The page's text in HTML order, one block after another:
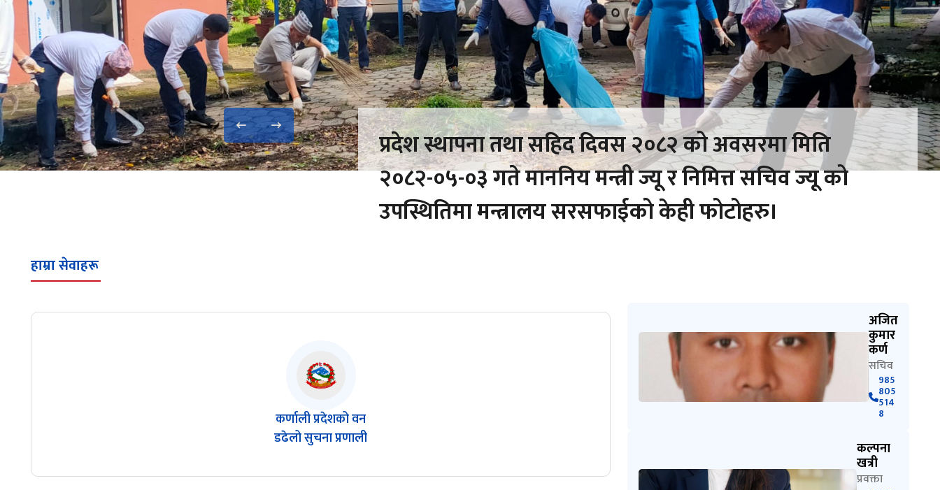
तस्बिर
प्रदेश स्थापना तथा सहिद दिवस २०८२ को अवसरमा मिति
२०८२-०५-०३ गते माननिय मन्त्री ज्यू र निमित्त सचिव ज्यू को
उपस्थितिमा मन्त्रालय सरसफाईको केही फोटोहरु।
हाम्रा सेवाहरू
कर्णाली प्रदेशको वन
डढेलो सुचना प्रणाली
अजित
कुमार
कर्ण
सचिव
985
805
514
8
कल्पना
खत्री
प्रवक्ता